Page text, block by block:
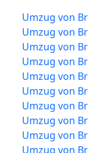
Umzug von
Umzug von
Umzug von
Umzug von
Umzug von
Umzug von
Umzug von
Umzug von
Umzug von
Umzug von